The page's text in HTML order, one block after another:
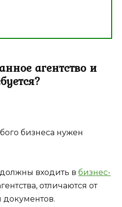
агентство и
бизнеса нужен
входить в бизнес-
отличаются от